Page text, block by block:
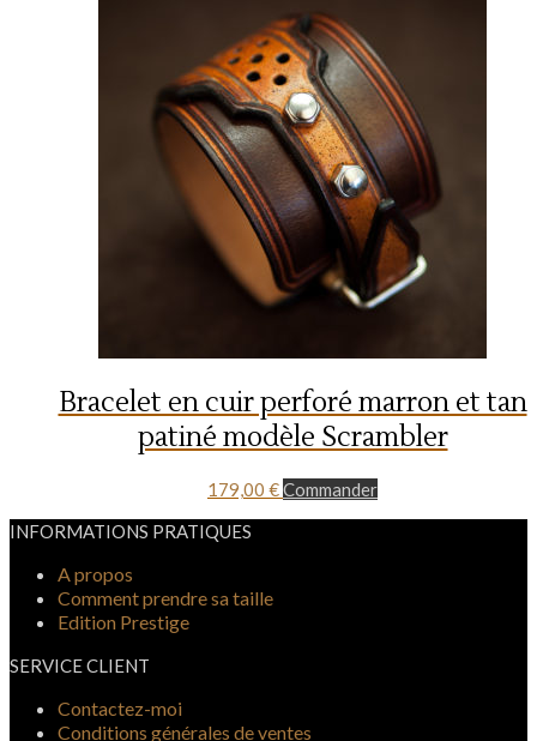
Bracelet en cuir perforé marron et tan
patiné modèle Scrambler
179,00 €Commander
INFORMATIONS PRATIQUES
A propos
Comment prendre sa taille
Edition Prestige
SERVICE CLIENT
Contactez-moi
Conditions générales de ventes